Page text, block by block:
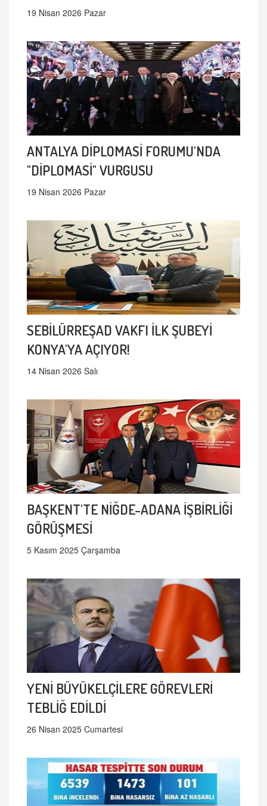
19 Nisan 2026 Pazar
ANTALYA DİPLOMASİ FORUMU'NDA
"DİPLOMASİ" VURGUSU
19 Nisan 2026 Pazar
SEBİLÜRREŞAD VAKFI İLK ŞUBEYİ
KONYA'YA AÇIYOR!
14 Nisan 2026 Salı
BAŞKENT'TE NİĞDE-ADANA İŞBİRLİĞİ
GÖRÜŞMESİ
5 Kasım 2025 Çarşamba
YENİ BÜYÜKELÇİLERE GÖREVLERİ
TEBLİĞ EDİLDİ
26 Nisan 2025 Cumartesi